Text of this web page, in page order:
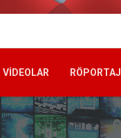
VIDEOLAR RÖPORTAJ